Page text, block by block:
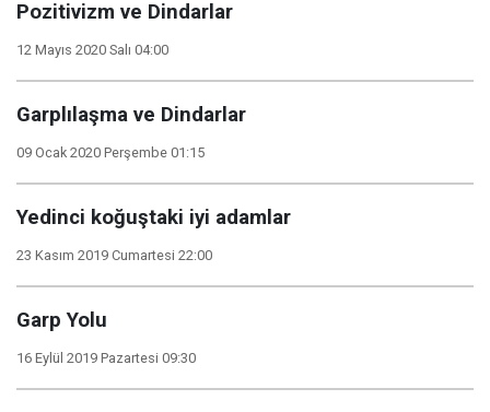
Pozitivizm ve Dindarlar
12 Mayıs 2020 Salı 04:00
Garplılaşma ve Dindarlar
09 Ocak 2020 Perşembe 01:15
Yedinci koğuştaki iyi adamlar
23 Kasım 2019 Cumartesi 22:00
Garp Yolu
16 Eylül 2019 Pazartesi 09:30